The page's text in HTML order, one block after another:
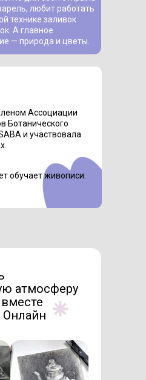
Ассоциации
Ботанического
и участвовала
обучает живописи.
любит работать
технике заливок
А главное
— природа и цветы.
атмосферу